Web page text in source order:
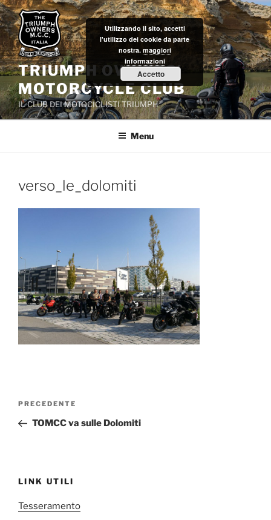
Salta
al
contenuto
TRIUMPH OWNERS'
MOTORCYCLE CLUB
IL CLUB DEI MOTOCICLISTI TRIUMPH
Menu
verso_le_dolomiti
Navigazione
Articolo
precedente:
PRECEDENTE
TOMCC va sulle Dolomiti
LINK UTILI
Tesseramento
Utilizzando il sito, accetti
l'utilizzo dei cookie da parte
nostra. maggiori
informazioni
Accetto